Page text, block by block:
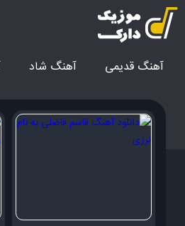
آهنگ قدیمی آهنگ‌ شاد